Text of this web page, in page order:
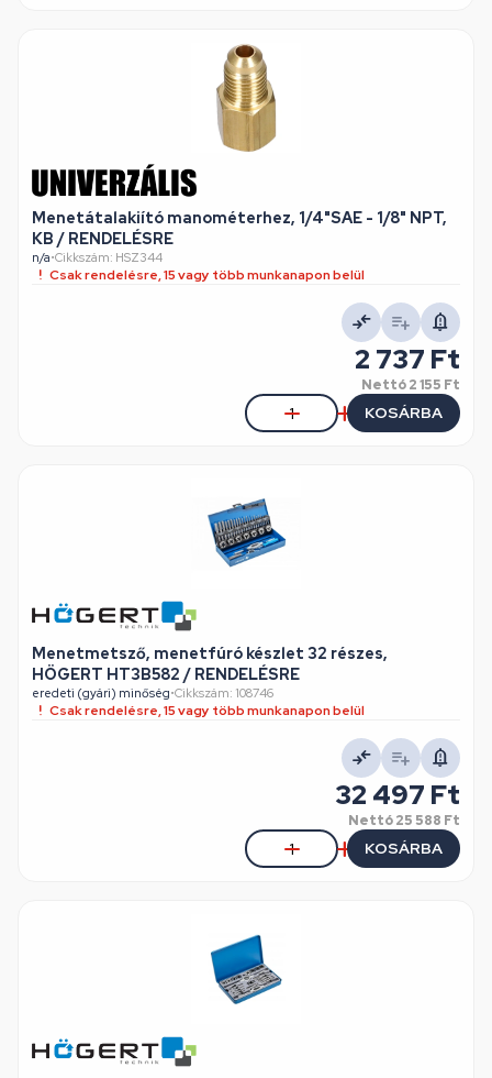
Menetátalakiító manométerhez, 1/4"SAE - 1/8" NPT,
KB / RENDELÉSRE
n/a•Cikkszám: HSZ344
Csak rendelésre, 15 vagy több munkanapon belül
2 737 Ft
Nettó2 155 Ft
KOSÁRBA
Menetmetsző, menetfúró készlet 32 részes,
HÖGERT HT3B582 / RENDELÉSRE
eredeti (gyári) minőség•Cikkszám: 108746
Csak rendelésre, 15 vagy több munkanapon belül
32 497 Ft
Nettó25 588 Ft
KOSÁRBA